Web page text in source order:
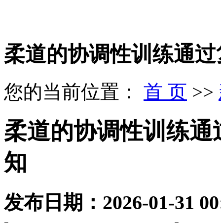
柔道的协调性训练通
您的当前位置： 首 页 >>
柔道的协调性训练
知
发布日期： 2026-01-31